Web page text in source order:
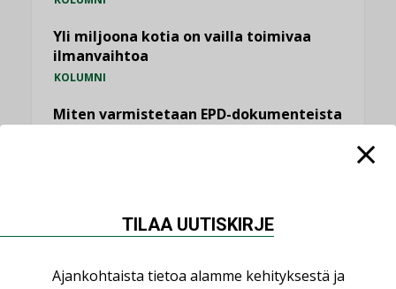
Yli miljoona kotia on vailla toimivaa
ilmanvaihtoa
KOLUMNI
Miten varmistetaan EPD-dokumenteista
MIELIPIDE TILAA UUTISKIRJE
Ajankohtaista tietoa alamme kehityksestä ja